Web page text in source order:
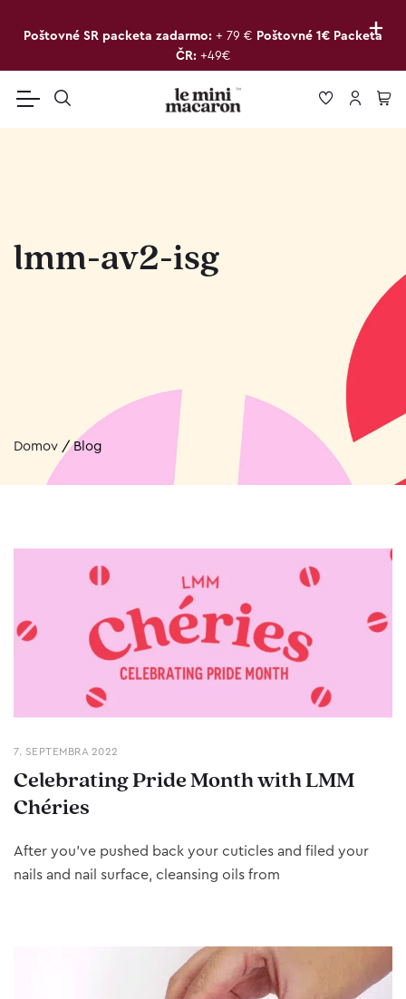
+
Poštovné SR packeta zadarmo: + 79 € Poštovné 1€ Packeta
ČR: +49€
lmm-av2-isg
Domov /Blog
7. SEPTEMBRA 2022
Celebrating Pride Month with LMM
Chéries
After you’ve pushed back your cuticles and filed your
nails and nail surface, cleansing oils from